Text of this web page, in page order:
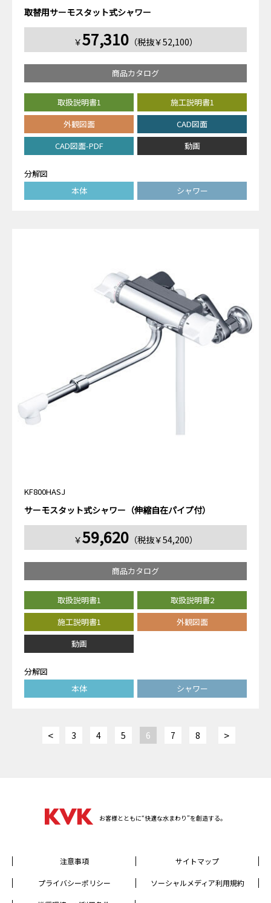
取替用サーモスタット式シャワー
￥57,310（税抜￥52,100）
商品カタログ
取扱説明書1
施工説明書1
外観図面
CAD図面
CAD図面-PDF
動画
分解図
本体
シャワー
KF800HASJ
サーモスタット式シャワー（伸縮自在パイプ付）
￥59,620（税抜￥54,200）
商品カタログ
取扱説明書1
取扱説明書2
施工説明書1
外観図面
動画
分解図
本体
シャワー
< 3 4 5 6 7 8 >
お客様とともに“快適な水まわり”を創造する。
注意事項 サイトマップ
プライバシーポリシー ソーシャルメディア利用規約